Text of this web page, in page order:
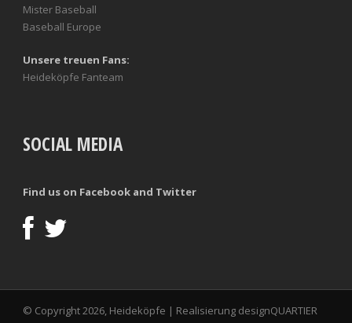
Mister Baseball
Baseball Europe
Unsere treuen Fans:
Heideköpfe Fanteam
SOCIAL MEDIA
Find us on Facebook and Twitter
© Copyright 2026, Heideköpfe | Realisierung designQUARTIER